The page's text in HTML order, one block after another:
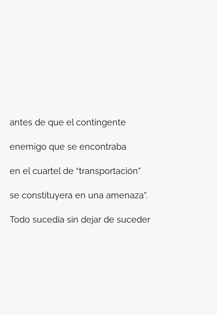
antes de que el contingente
enemigo que se encontraba
en el cuartel de “transportación”
se constituyera en una amenaza”.
Todo sucedía sin dejar de suceder